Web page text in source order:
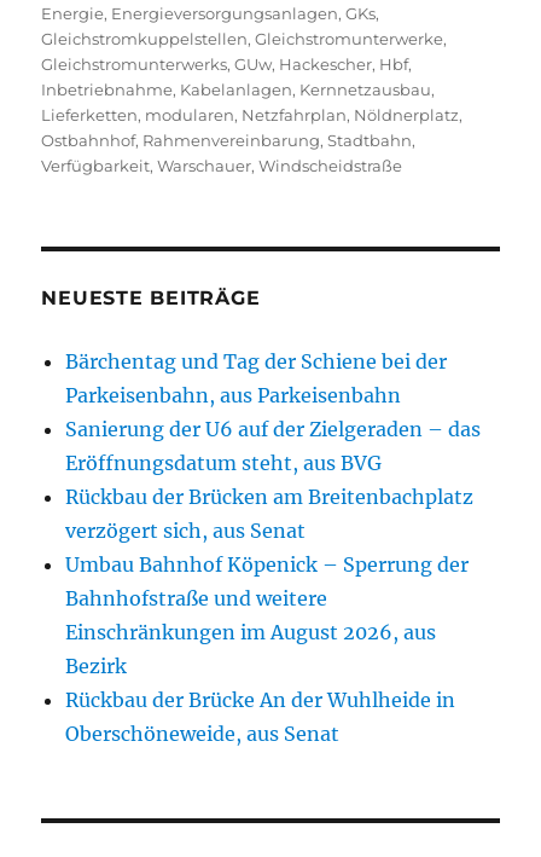
Energie, Energieversorgungsanlagen,GKs,
Gleichstromkuppelstellen,Gleichstromunterwerke,
Gleichstromunterwerks,GUw, Hackescher, Hbf,
Inbetriebnahme, Kabelanlagen, Kernnetzausbau,
Lieferketten, modularen, Netzfahrplan, Nöldnerplatz,
Ostbahnhof, Rahmenvereinbarung,Stadtbahn,
Verfügbarkeit,Warschauer,Windscheidstraße
NEUESTE BEITRÄGE
Bärchentag und Tag der Schiene bei der
Parkeisenbahn, aus Parkeisenbahn
Sanierung der U6 auf der Zielgeraden – das
Eröffnungsdatum steht, aus BVG
Rückbau der Brücken am Breitenbachplatz
verzögert sich, aus Senat
Umbau Bahnhof Köpenick – Sperrung der
Bahnhofstraße und weitere
Einschränkungen im August 2026, aus
Bezirk
Rückbau der Brücke An der Wuhlheide in
Oberschöneweide, aus Senat